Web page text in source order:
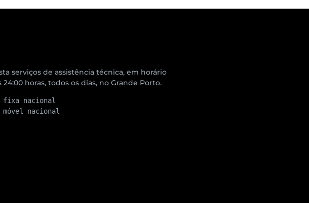
serviços de assistência técnica, em horário
24:00 horas, todos os dias, no Grande Porto.
fixa nacional
móvel nacional